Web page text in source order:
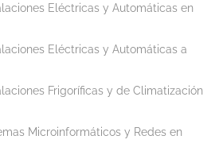
Eléctricas y Automáticas en
Eléctricas y Automáticas a
Frigoríficas y de Climatización
Microinformáticos y Redes en